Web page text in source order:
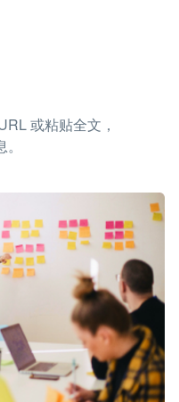
或粘贴全文，